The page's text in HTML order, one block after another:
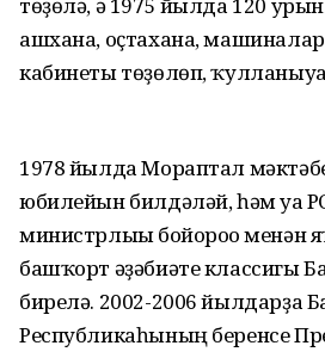
ашхана, оҫтахана,
кабинеты төҙөлөп,
1978 йылда Мораптал
юбилейын билдәләй, һәм уға
министрлығы бойороғо менән
башҡорт әҙәбиәте классигы
бирелә. 2002-2006 йылдарҙа
Республикаһының беренсе